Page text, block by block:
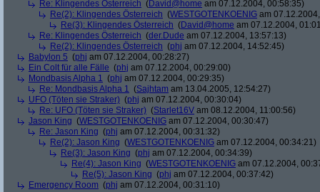
Re: Klingendes Österreich (David@home am 07.12.2004, 00:58:35)
Re(2): Klingendes Österreich (WESTGOTENKOENIG am
Re(3): Klingendes Österreich (David@home am 07.12.2004,
Re: Klingendes Österreich (der.Dude am 07.12.2004, 13:57:13)
Re(2): Klingendes Österreich (phj am 07.12.2004, 14:52:45)
Babylon 5 (phj am 07.12.2004, 00:28:27)
Ein Colt für alle Fälle (phj am 07.12.2004, 00:29:00)
Mondbasis Alpha 1 (phj am 07.12.2004, 00:29:35)
Re: Mondbasis Alpha 1 (Sajhtam am 13.04.2005, 12:54:27)
UFO (Töten sie Straker) (phj am 07.12.2004, 00:30:04)
Re: UFO (Töten sie Straker) (Starlet16V am 08.12.2004, 11:00:56)
Jason King (WESTGOTENKOENIG am 07.12.2004, 00:30:47)
Re: Jason King (phj am 07.12.2004, 00:31:32)
Re(2): Jason King (WESTGOTENKOENIG am 07.12.2004, 00:34:21)
Re(3): Jason King (phj am 07.12.2004, 00:34:39)
Re(4): Jason King (WESTGOTENKOENIG am 07.12.2004,
Re(5): Jason King (phj am 07.12.2004, 00:37:42)
Emergency Room (phj am 07.12.2004, 00:31:10)